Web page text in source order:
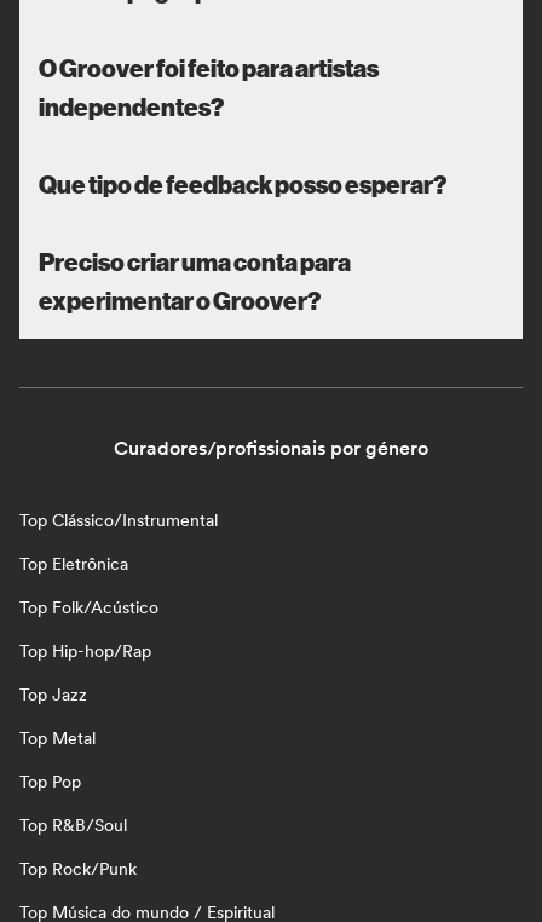
O Groover foi feito para artistas
independentes?
Que tipo de feedback posso esperar?
Preciso criar uma conta para
experimentar o Groover?
Curadores/profissionais por género
Top Clássico/Instrumental
Top Eletrônica
Top Folk/Acústico
Top Hip-hop/Rap
Top Jazz
Top Metal
Top Pop
Top R&B/Soul
Top Rock/Punk
Top Música do mundo / Espiritual